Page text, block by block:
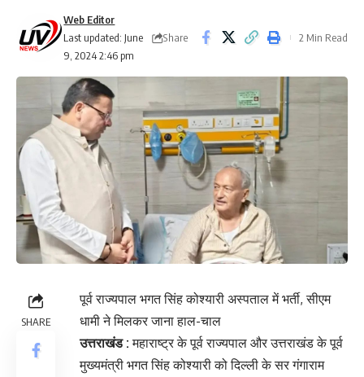
Last updated: June
9, 2024 2:46 pm
Web Editor
Share
2 Min Read
SHARE
पूर्व राज्यपाल भगत सिंह कोश्यारी अस्पताल में भर्ती, सीएम
धामी ने मिलकर जाना हाल-चाल
उत्तराखंड : महाराष्ट्र के पूर्व राज्यपाल और उत्तराखंड के पूर्व
मुख्यमंत्री भगत सिंह कोश्यारी को दिल्ली के सर गंगाराम